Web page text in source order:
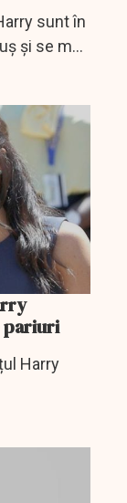
sunt în
și se mai
pariuri
Harry